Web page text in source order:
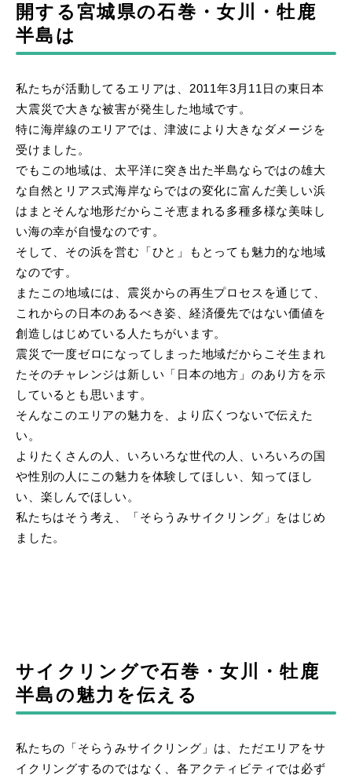
開する宮城県の石巻・女川・牡鹿
半島は
私たちが活動してるエリアは、2011年3月11日の東日本
大震災で大きな被害が発生した地域です。
特に海岸線のエリアでは、津波により大きなダメージを
受けました。
でもこの地域は、太平洋に突き出た半島ならではの雄大
な自然とリアス式海岸ならではの変化に富んだ美しい浜
はまとそんな地形だからこそ恵まれる多種多様な美味し
い海の幸が自慢なのです。
そして、その浜を営む「ひと」もとっても魅力的な地域
なのです。
またこの地域には、震災からの再生プロセスを通じて、
これからの日本のあるべき姿、経済優先ではない価値を
創造しはじめている人たちがいます。
震災で一度ゼロになってしまった地域だからこそ生まれ
たそのチャレンジは新しい「日本の地方」のあり方を示
しているとも思います。
そんなこのエリアの魅力を、より広くつないで伝えた
い。
よりたくさんの人、いろいろな世代の人、いろいろの国
や性別の人にこの魅力を体験してほしい、知ってほし
い、楽しんでほしい。
私たちはそう考え、「そらうみサイクリング」をはじめ
ました。
サイクリングで石巻・女川・牡鹿
半島の魅力を伝える
私たちの「そらうみサイクリング」は、ただエリアをサ
イクリングするのではなく、各アクティビティでは必ず